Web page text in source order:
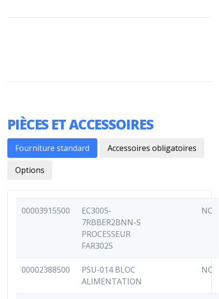
PIÈCES ET ACCESSOIRES
Fourniture standard Accessoires obligatoires
Options
00003915500
EC3005-
7RBBER2BNN-S
PROCESSEUR
FAR3025
NC
00002388500
PSU-014 BLOC
ALIMENTATION
NC